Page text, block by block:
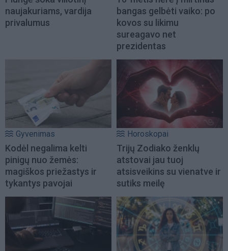
naujakuriams, vardija
privalumus
bangas gelbėti vaiko: po
kovos su likimu
sureagavo net
prezidentas
Gyvenimas
Kodėl negalima kelti
pinigų nuo žemės:
magiškos priežastys ir
tykantys pavojai
Horoskopai
Trijų Zodiako ženklų
atstovai jau tuoj
atsisveikins su vienatve ir
sutiks meilę